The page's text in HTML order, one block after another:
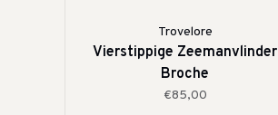
Trovelore
Vierstippige Zeemanvlinder
Broche
€85,00